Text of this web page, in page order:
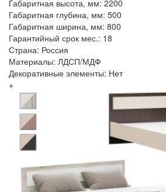
Габаритная высота, мм: 2200
Габаритная глубина, мм: 500
Габаритная ширина, мм: 800
Гарантийный срок мес.: 18
Страна: Россия
Материалы: ЛДСП/МДФ
Декоративные элементы: Нет
+